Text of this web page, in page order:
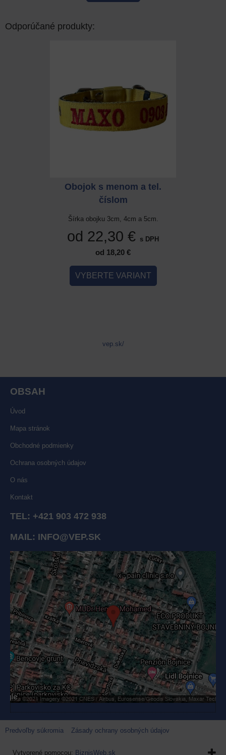
Odporúčané produkty:
Obojok s menom a tel.
číslom
Šírka obojku 3cm, 4cm a 5cm.
od 22,30 € s DPH
od 18,20 €
VYBERTE VARIANT
vep.sk/
OBSAH
Úvod
Mapa stránok
Obchodné podmienky
Ochrana osobných údajov
O nás
Kontakt
TEL: +421 903 472 938
MAIL: INFO@VEP.SK
Externý obsah je blokovaný Voľbami súkromia
Prajete si načítať externý obsah?
Povoliť tentokrát
Povoliť a zapamätať - súhlas s druhom cookie: Funkčné
Otvoriť obsah v novom okne
Predvoľby súkromia Zásady ochrany osobných údajov
Vytvorené pomocou: BiznisWeb.sk